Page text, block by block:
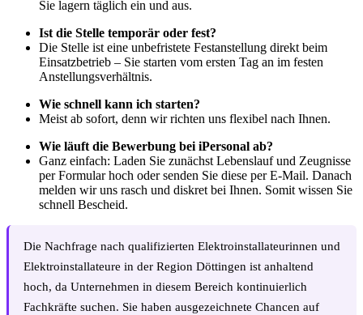
Sie lagern täglich ein und aus.
Ist die Stelle temporär oder fest?
Die Stelle ist eine unbefristete Festanstellung direkt beim
Einsatzbetrieb – Sie starten vom ersten Tag an im festen
Anstellungsverhältnis.
Wie schnell kann ich starten?
Meist ab sofort, denn wir richten uns flexibel nach Ihnen.
Wie läuft die Bewerbung bei iPersonal ab?
Ganz einfach: Laden Sie zunächst Lebenslauf und Zeugnisse
per Formular hoch oder senden Sie diese per E-Mail. Danach
melden wir uns rasch und diskret bei Ihnen. Somit wissen Sie
schnell Bescheid.
Die Nachfrage nach qualifizierten Elektroinstallateurinnen und
Elektroinstallateure in der Region Döttingen ist anhaltend
hoch, da Unternehmen in diesem Bereich kontinuierlich
Fachkräfte suchen. Sie haben ausgezeichnete Chancen auf